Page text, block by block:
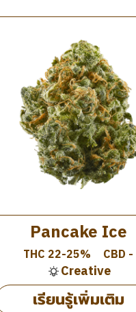
Pancake Ice
THC 22-25% CBD -
Creative
เรียนรู้เพิ่มเติม